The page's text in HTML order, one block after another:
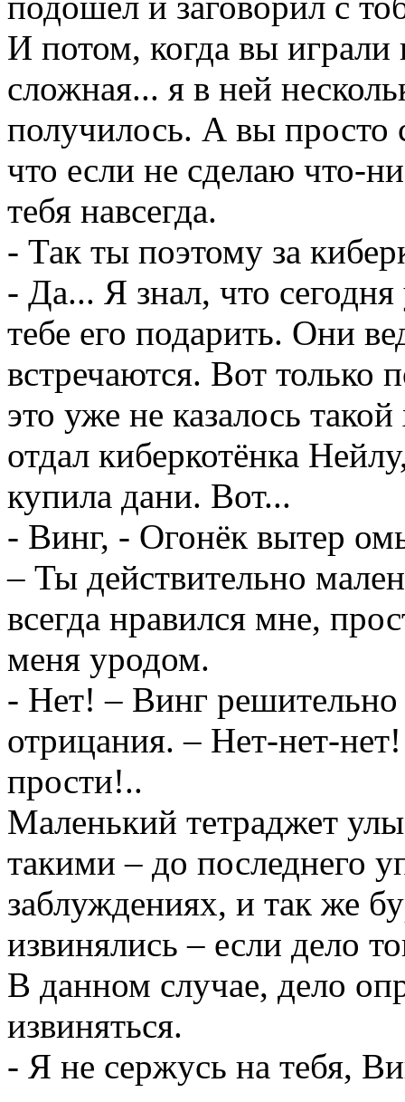
И потом, когда вы играли
сложная... я в ней
получилось. А вы просто
что если не сделаю что-
тебя навсегда.
- Так ты поэтому за
- Да... Я знал, что
тебе его подарить. Они
встречаются. Вот только
это уже не казалось
отдал киберкотёнка
купила дани. Вот...
- Винг, - Огонёк вытер
– Ты действительно
всегда нравился мне,
меня уродом.
- Нет! – Винг
отрицания. – Нет-нет-
прости!..
Маленький тетраджет
такими – до последнего
заблуждениях, и так же
извинялись – если дело
В данном случае, дело
извиняться.
- Я не сержусь на тебя,